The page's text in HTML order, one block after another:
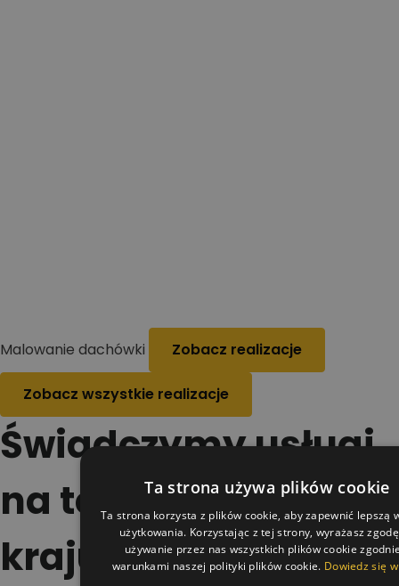
Malowanie dachówki Zobacz realizacje
Zobacz wszystkie realizacje
Świadczymy usługi
na terenie całego
kraju
Ta strona używa plików cookie
Ta strona korzysta z plików cookie, aby zapewnić lepszą
użytkowania. Korzystając z tej strony, wyrażasz
używanie przez nas wszystkich plików cookie
warunkami naszej polityki plików cookie. Dowiedz się